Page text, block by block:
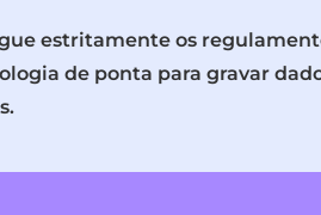
estritamente os
de ponta para gravar